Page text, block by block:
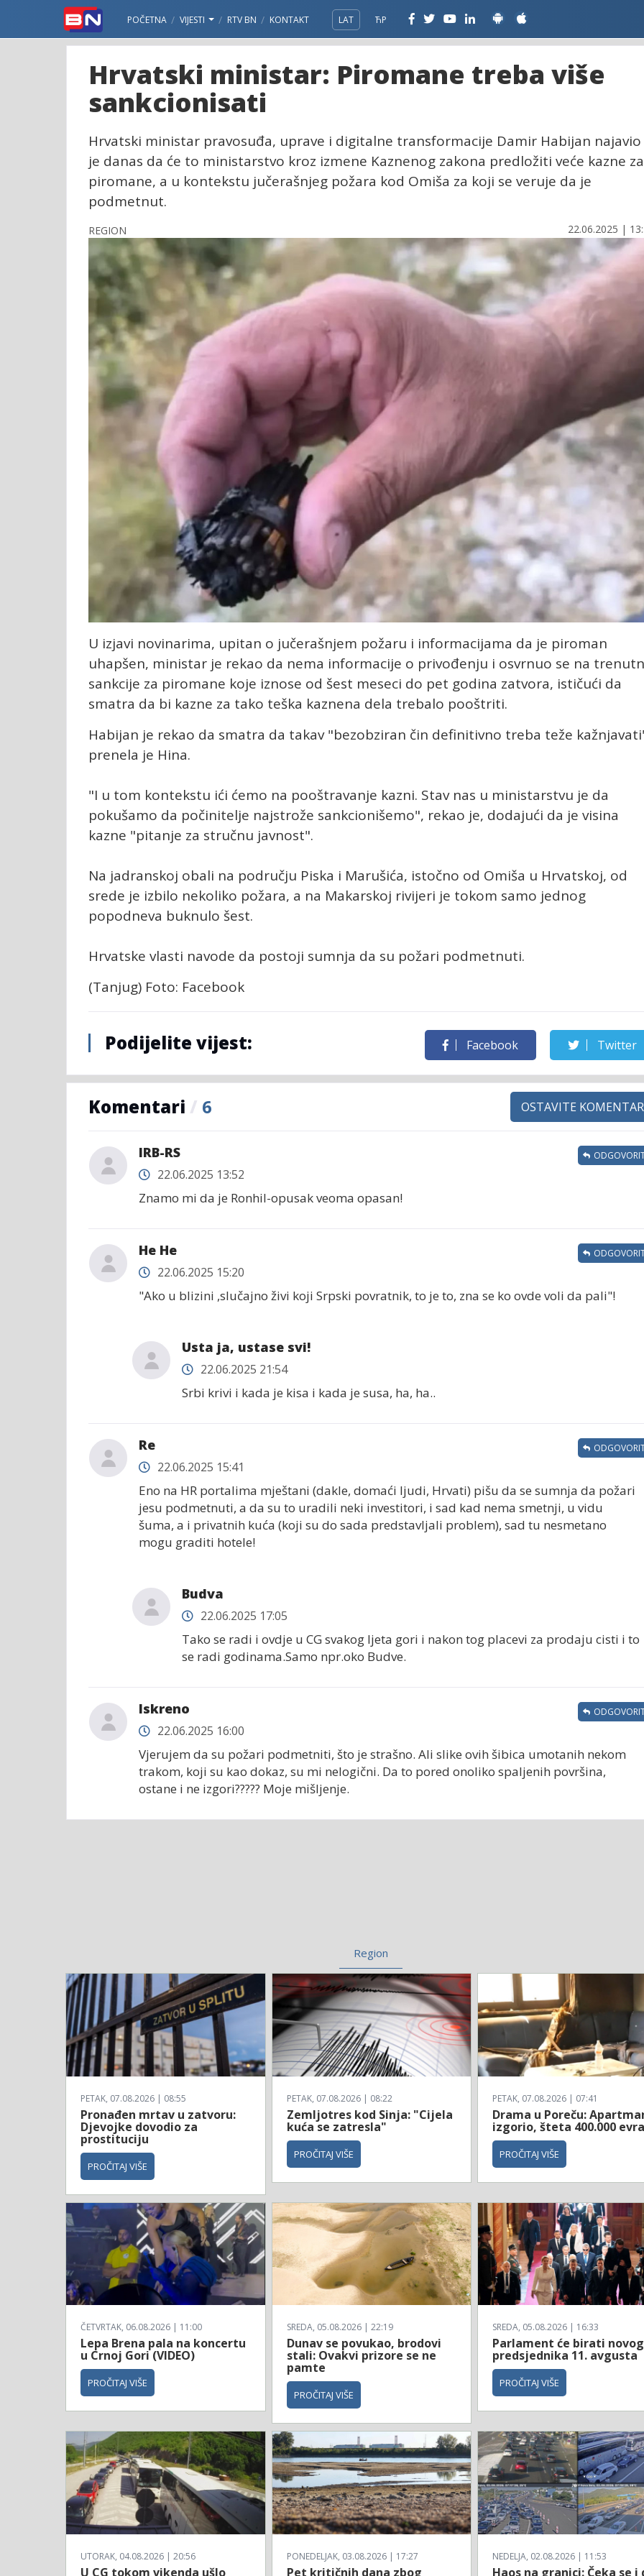
POČETNA VIJESTI RTV BN KONTAKT LAT ЋР
Hrvatski ministar: Piromane treba više
sankcionisati
Hrvatski ministar pravosuđa, uprave i digitalne transformacije Damir Habijan najavio
je danas da će to ministarstvo kroz izmene Kaznenog zakona predložiti veće kazne za
piromane, a u kontekstu jučerašnjeg požara kod Omiša za koji se veruje da je
podmetnut.
REGION 22.06.2025 |
U izjavi novinarima, upitan o jučerašnjem požaru i informacijama da je piroman
uhapšen, ministar je rekao da nema informacije o privođenju i osvrnuo se na
sankcije za piromane koje iznose od šest meseci do pet godina zatvora, ističući da
smatra da bi kazne za tako teška kaznena dela trebalo pooštriti.
Habijan je rekao da smatra da takav "bezobziran čin definitivno treba teže
prenela je Hina.
"I u tom kontekstu ići ćemo na pooštravanje kazni. Stav nas u ministarstvu je da
pokušamo da počinitelje najstrože sankcionišemo", rekao je, dodajući da je visina
kazne "pitanje za stručnu javnost".
Na jadranskoj obali na području Piska i Marušića, istočno od Omiša u Hrvatskoj, od
srede je izbilo nekoliko požara, a na Makarskoj rivijeri je tokom samo jednog
popodneva buknulo šest.
Hrvatske vlasti navode da postoji sumnja da su požari podmetnuti.
(Tanjug) Foto: Facebook
Podijelite vijest: Facebook Twitter
Komentari / 6 OSTAVITE KOMENTAR
IRB-RS
22.06.2025 13:52
Znamo mi da je Ronhil-opusak veoma opasan!
He He
22.06.2025 15:20
"Ako u blizini ,slučajno živi koji Srpski povratnik, to je to, zna se ko ovde voli da pali"!
Usta ja, ustase svi!
22.06.2025 21:54
Srbi krivi i kada je kisa i kada je susa, ha, ha..
Re
22.06.2025 15:41
Eno na HR portalima mještani (dakle, domaći ljudi, Hrvati) pišu da se sumnja da požari
jesu podmetnuti, a da su to uradili neki investitori, i sad kad nema smetnji, u vidu
šuma, a i privatnih kuća (koji su do sada predstavljali problem), sad tu nesmetano
mogu graditi hotele!
Budva
22.06.2025 17:05
Tako se radi i ovdje u CG svakog ljeta gori i nakon tog placevi za prodaju cisti i to
se radi godinama.Samo npr.oko Budve.
Iskreno
22.06.2025 16:00
Vjerujem da su požari podmetniti, što je strašno. Ali slike ovih šibica umotanih nekom
trakom, koji su kao dokaz, su mi nelogični. Da to pored onoliko spaljenih površina,
ostane i ne izgori????? Moje mišljenje.
Region
PETAK, 07.08.2026 | 08:55
Pronađen mrtav u zatvoru:
Djevojke dovodio za
prostituciju
PROČITAJ VIŠE
PETAK, 07.08.2026 | 08:22
Zemljotres kod Sinja: "Cijela
kuća se zatresla"
PROČITAJ VIŠE
PETAK, 07.08.2026 | 07:41
Drama u Poreču:
izgorio, šteta 400.000
PROČITAJ VIŠE
ČETVRTAK, 06.08.2026 | 11:00
Lepa Brena pala na koncertu
u Crnoj Gori (VIDEO)
PROČITAJ VIŠE
SREDA, 05.08.2026 | 22:19
Dunav se povukao, brodovi
stali: Ovakvi prizore se ne
pamte
PROČITAJ VIŠE
SREDA, 05.08.2026 | 16:33
Parlament će birati novog
predsjednika 11. avgusta
PROČITAJ VIŠE
UTORAK, 04.08.2026 | 20:56
U CG tokom vikenda ušlo
PONEDELJAK, 03.08.2026 | 17:27
Pet kritičnih dana zbog
NEDELJA, 02.08.2026 | 11:53
Haos na granici: Čeka se i